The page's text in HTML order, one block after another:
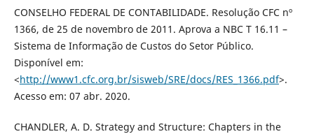
CONSELHO FEDERAL DE CONTABILIDADE. Resolução CFC nº
1366, de 25 de novembro de 2011. Aprova a NBC T 16.11 –
Sistema de Informação de Custos do Setor Público.
Disponível em:
<http://www1.cfc.org.br/sisweb/SRE/docs/RES_1366.pdf>.
Acesso em: 07 abr. 2020.
CHANDLER, A. D. Strategy and Structure: Chapters in the